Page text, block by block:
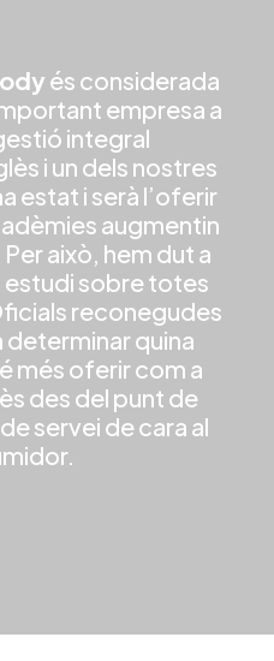
és considerada
empresa a
integral
i un dels nostres
estat i serà l’oferir
augmentin
això, hem dut a
estudi sobre totes
reconegudes
determinar quina
més oferir com a
des del punt de
servei de cara al